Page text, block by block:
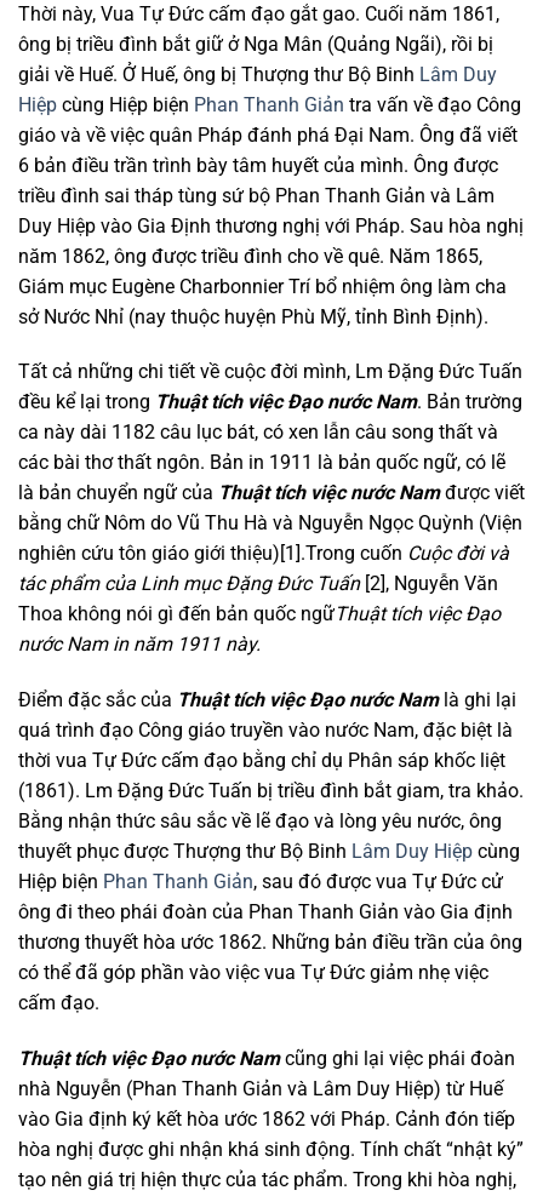
Thời này, Vua Tự Đức cấm đạo gắt gao. Cuối năm 1861,
ông bị triều đình bắt giữ ở Nga Mân (Quảng Ngãi), rồi bị
giải về Huế. Ở Huế, ông bị Thượng thư Bộ Binh Lâm Duy
Hiệp cùng Hiệp biện Phan Thanh Giản tra vấn về đạo Công
giáo và về việc quân Pháp đánh phá Đại Nam. Ông đã viết
6 bản điều trần trình bày tâm huyết của mình. Ông được
triều đình sai tháp tùng sứ bộ Phan Thanh Giản và Lâm
Duy Hiệp vào Gia Định thương nghị với Pháp. Sau hòa nghị
năm 1862, ông được triều đình cho về quê. Năm 1865,
Giám mục Eugène Charbonnier Trí bổ nhiệm ông làm cha
sở Nước Nhỉ (nay thuộc huyện Phù Mỹ, tỉnh Bình Định).
Tất cả những chi tiết về cuộc đời mình, Lm Đặng Đức Tuấn
đều kể lại trong Thuật tích việc Đạo nước Nam. Bản trường
ca này dài 1182 câu lục bát, có xen lẫn câu song thất và
các bài thơ thất ngôn. Bản in 1911 là bản quốc ngữ, có lẽ
là bản chuyển ngữ của Thuật tích việc nước Namđược viết
bằng chữ Nôm do Vũ Thu Hà và Nguyễn Ngọc Quỳnh (Viện
nghiên cứu tôn giáo giới thiệu)[1].Trong cuốn Cuộc đời và
tác phẩm của Linh mục Đặng Đức Tuấn [2], Nguyễn Văn
Thoa không nói gì đến bản quốc ngữThuật tích việc Đạo
nước Nam in năm 1911 này.
Điểm đặc sắc của Thuật tích việc Đạo nước Namlà ghi lại
quá trình đạo Công giáo truyền vào nước Nam, đặc biệt là
thời vua Tự Đức cấm đạo bằng chỉ dụ Phân sáp khốc liệt
(1861). Lm Đặng Đức Tuấn bị triều đình bắt giam, tra khảo.
Bằng nhận thức sâu sắc về lẽ đạo và lòng yêu nước, ông
thuyết phục được Thượng thư Bộ Binh Lâm Duy Hiệp cùng
Hiệp biện Phan Thanh Giản, sau đó được vua Tự Đức cử
ông đi theo phái đoàn của Phan Thanh Giản vào Gia định
thương thuyết hòa ước 1862. Những bản điều trần của ông
có thể đã góp phần vào việc vua Tự Đức giảm nhẹ việc
cấm đạo.
Thuật tích việc Đạo nước Namcũng ghi lại việc phái đoàn
nhà Nguyễn (Phan Thanh Giản và Lâm Duy Hiệp) từ Huế
vào Gia định ký kết hòa ước 1862 với Pháp. Cảnh đón tiếp
hòa nghị được ghi nhận khá sinh động. Tính chất “nhật ký”
tạo nên giá trị hiện thực của tác phẩm. Trong khi hòa nghị,